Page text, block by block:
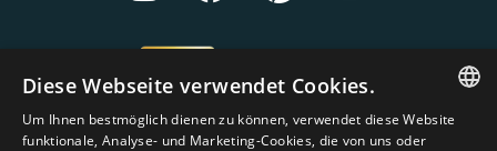
ENGLISH
Diese Webseite verwendet Cookies.
Um Ihnen bestmöglich dienen zu können, verwendet diese Website
funktionale, Analyse- und Marketing-Cookies, die von uns oder